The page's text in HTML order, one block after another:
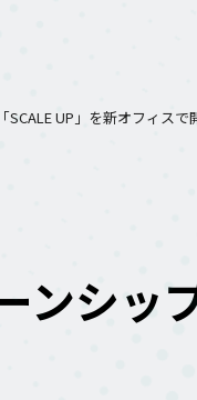
UP」を新オフィスで
ンシッ